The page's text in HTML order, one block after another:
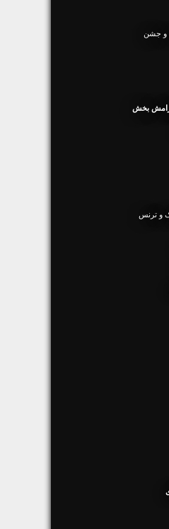
و جشن
آرامش بخش
و ترنس